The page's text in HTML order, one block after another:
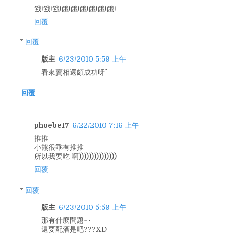
餓!餓!餓!餓!餓!餓!餓!餓!餓!
回覆
回覆
版主 6/23/2010 5:59 上午
看來賣相還頗成功呀^^
回覆
phoebe17 6/22/2010 7:16 上午
推推
小熊很乖有推推
所以我要吃 啊)))))))))))))))
回覆
回覆
版主 6/23/2010 5:59 上午
那有什麼問題~~
還要配酒是吧???XD